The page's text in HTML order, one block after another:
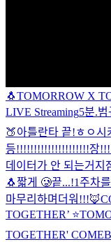
🐧TOMORROW X
LIVE Streaming5분.
🍑아틀란타 끝!ㅎㅇ 시
등!!!!!!!!!!!!!!!!!!!!!장
데이터가 안 되는거지
🐧짧게 🥲끝...!1주차
마무리하며 더워!!!🦊
TOGETHER’ ⭐️
TOGETHER'